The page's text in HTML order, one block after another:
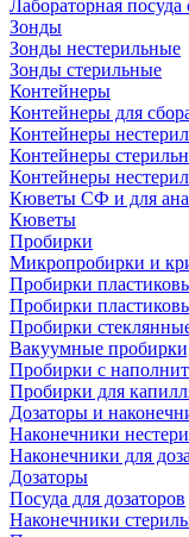
Лабораторная посуда
Зонды
Зонды нестерильные
Зонды стерильные
Контейнеры
Контейнеры для
Контейнеры
Контейнеры
Контейнеры
Кюветы СФ и для
Кюветы
Пробирки
Микропробирки и
Пробирки
Пробирки
Пробирки
Вакуумные
Пробирки с
Пробирки для
Дозаторы и
Наконечники
Наконечники для
Дозаторы
Посуда для дозаторов
Наконечники